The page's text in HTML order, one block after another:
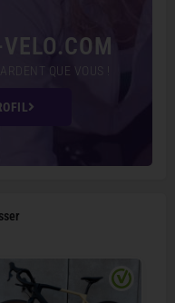
QUE VOUS !